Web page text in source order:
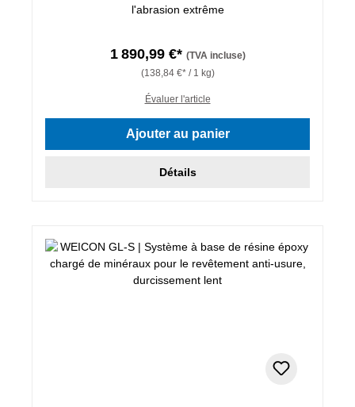
l'abrasion extrême
1 890,99 €* (TVA incluse)
(138,84 €* / 1 kg)
Évaluer l'article
Ajouter au panier
Détails